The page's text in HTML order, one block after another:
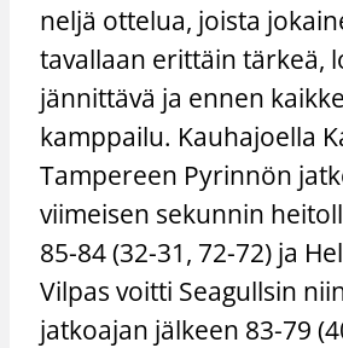
neljä ottelua, joista
tavallaan erittäin tärkeä,
jännittävä ja ennen
kamppailu. Kauhajoella
Tampereen Pyrinnön
viimeisen sekunnin
85-84 (32-31, 72-72) ja
Vilpas voitti Seagullsin
jatkoajan jälkeen 83-79